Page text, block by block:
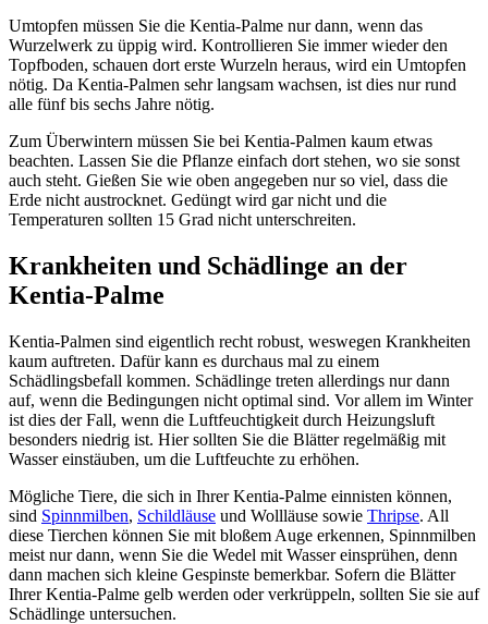
Umtopfen müssen Sie die Kentia-Palme nur dann, wenn das
Wurzelwerk zu üppig wird. Kontrollieren Sie immer wieder den
Topfboden, schauen dort erste Wurzeln heraus, wird ein Umtopfen
nötig. Da Kentia-Palmen sehr langsam wachsen, ist dies nur rund
alle fünf bis sechs Jahre nötig.
Zum Überwintern müssen Sie bei Kentia-Palmen kaum etwas
beachten. Lassen Sie die Pflanze einfach dort stehen, wo sie sonst
auch steht. Gießen Sie wie oben angegeben nur so viel, dass die
Erde nicht austrocknet. Gedüngt wird gar nicht und die
Temperaturen sollten 15 Grad nicht unterschreiten.
Krankheiten und Schädlinge an der
Kentia-Palme
Kentia-Palmen sind eigentlich recht robust, weswegen Krankheiten
kaum auftreten. Dafür kann es durchaus mal zu einem
Schädlingsbefall kommen. Schädlinge treten allerdings nur dann
auf, wenn die Bedingungen nicht optimal sind. Vor allem im Winter
ist dies der Fall, wenn die Luftfeuchtigkeit durch Heizungsluft
besonders niedrig ist. Hier sollten Sie die Blätter regelmäßig mit
Wasser einstäuben, um die Luftfeuchte zu erhöhen.
Mögliche Tiere, die sich in Ihrer Kentia-Palme einnisten können,
sind Spinnmilben, Schildläuse und Wollläuse sowie Thripse. All
diese Tierchen können Sie mit bloßem Auge erkennen, Spinnmilben
meist nur dann, wenn Sie die Wedel mit Wasser einsprühen, denn
dann machen sich kleine Gespinste bemerkbar. Sofern die Blätter
Ihrer Kentia-Palme gelb werden oder verkrüppeln, sollten Sie sie auf
Schädlinge untersuchen.